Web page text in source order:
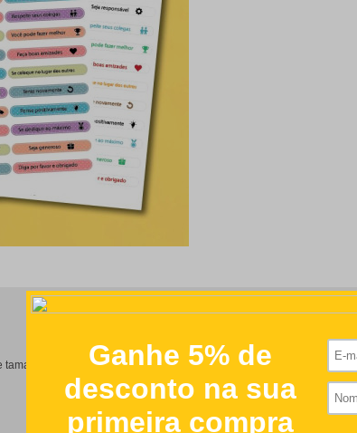
tamanho do desenho/nome serão